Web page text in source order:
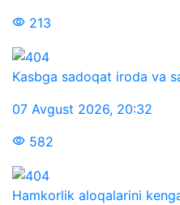
213
Kasbga sadoqat iroda va
07 Avgust 2026, 20:32
582
Hamkorlik aloqalarini